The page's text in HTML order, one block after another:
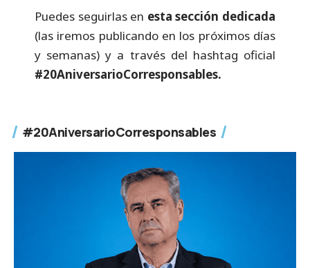
Puedes seguirlas en esta sección dedicada
(las iremos publicando en los próximos días
y semanas) y a través del hashtag oficial
#20AniversarioCorresponsables.
#20AniversarioCorresponsables